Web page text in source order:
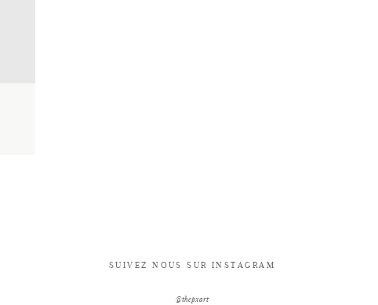
SUIVEZ NOUS SUR INSTAGRAM
@thepxart